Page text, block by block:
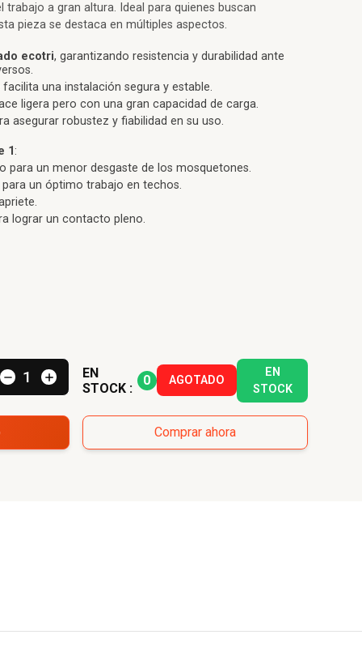
trabajo a gran altura. Ideal para quienes buscan
pieza se destaca en múltiples aspectos.
ecotri, garantizando resistencia y durabilidad ante
facilita una instalación segura y estable.
ligera pero con una gran capacidad de carga.
asegurar robustez y fiabilidad en su uso.
1 :
para un menor desgaste de los mosquetones.
un óptimo trabajo en techos.
lograr un contacto pleno.
EN
STOCK :
0 AGOTADO
EN
STOCK
Comprar ahora